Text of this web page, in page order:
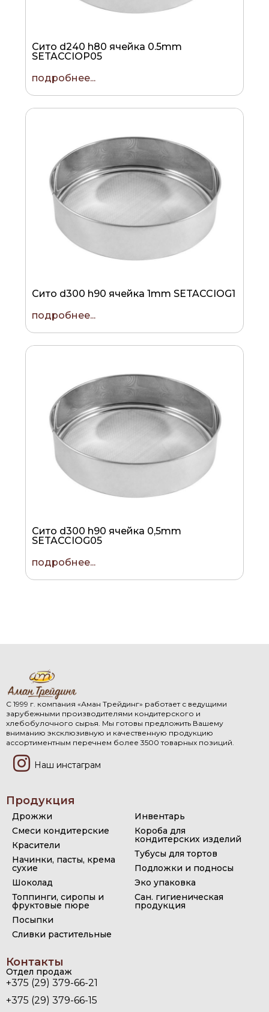
Сито d240 h80 ячейка 0.5mm
SETACCIOP05
подробнее...
Сито d300 h90 ячейка 1mm SETACCIOG1
подробнее...
Сито d300 h90 ячейка 0,5mm
SETACCIOG05
подробнее...
С 1999 г. компания «Аман Трейдинг» работает с ведущими
зарубежными производителями кондитерского и
хлебобулочного сырья. Мы готовы предложить Вашему
вниманию эксклюзивную и качественную продукцию
ассортиментным перечнем более 3500 товарных позиций.
Наш инстаграм
Продукция
Дрожжи
Смеси кондитерские
Красители
Начинки, пасты, крема
сухие
Шоколад
Топпинги, сиропы и
фруктовые пюре
Посыпки
Сливки растительные
Инвентарь
Короба для
кондитерских изделий
Тубусы для тортов
Подложки и подносы
Эко упаковка
Сан. гигиеническая
продукция
Контакты
Отдел продаж
+375 (29) 379-66-21
+375 (29) 379-66-15